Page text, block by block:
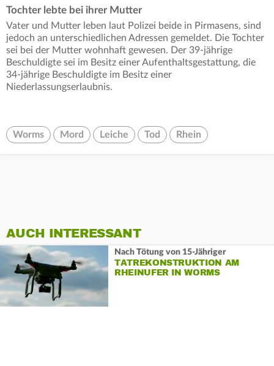
Tochter lebte bei ihrer Mutter
Vater und Mutter leben laut Polizei beide in Pirmasens, sind
jedoch an unterschiedlichen Adressen gemeldet. Die Tochter
sei bei der Mutter wohnhaft gewesen. Der 39-jährige
Beschuldigte sei im Besitz einer Aufenthaltsgestattung, die
34-jährige Beschuldigte im Besitz einer
Niederlassungserlaubnis.
Worms Mord Leiche Tod Rhein
AUCH INTERESSANT
Nach Tötung von 15-Jähriger
TATREKONSTRUKTION AM
RHEINUFER IN WORMS